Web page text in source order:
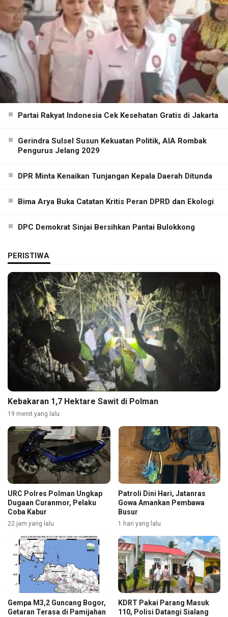
Partai Rakyat Indonesia Cek Kesehatan Gratis di Jakarta
Gerindra Sulsel Susun Kekuatan Politik, AIA Rombak
Pengurus Jelang 2029
DPR Minta Kenaikan Tunjangan Kepala Daerah Ditunda
Bima Arya Buka Catatan Kritis Peran DPRD dan Ekologi
DPC Demokrat Sinjai Bersihkan Pantai Bulokkong
PERISTIWA
Kebakaran 1,7 Hektare Sawit di Polman
19 menit yang lalu
URC Polres Polman Ungkap
Dugaan Curanmor, Pelaku
Coba Kabur
22 jam yang lalu
Patroli Dini Hari, Jatanras
Gowa Amankan Pembawa
Busur
1 hari yang lalu
Gempa M3,2 Guncang Bogor,
Getaran Terasa di Pamijahan
KDRT Pakai Parang Masuk
110, Polisi Datangi Sialang